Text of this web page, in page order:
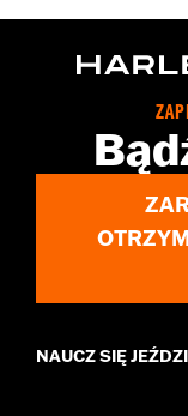
Installation
Fairing
WARRANTY:1 year
for
NAUCZ SIĘ